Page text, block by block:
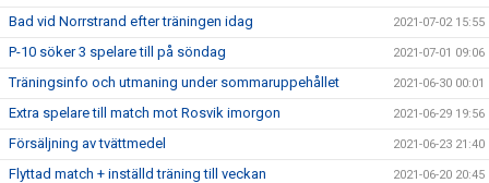
Bad vid Norrstrand efter träningen idag 2021-07-02 15:55
P-10 söker 3 spelare till på söndag 2021-07-01 09:06
Träningsinfo och utmaning under sommaruppehållet 2021-06-30 00:01
Extra spelare till match mot Rosvik imorgon 2021-06-29 19:56
Försäljning av tvättmedel 2021-06-23 21:40
Flyttad match + inställd träning till veckan 2021-06-20 20:45